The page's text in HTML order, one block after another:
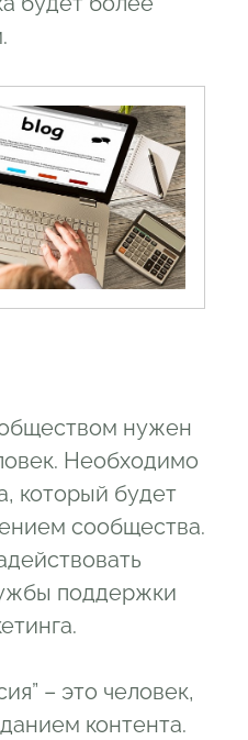
нужен
Необходимо
который будет
сообщества.
поддержки
– это человек,
контента.